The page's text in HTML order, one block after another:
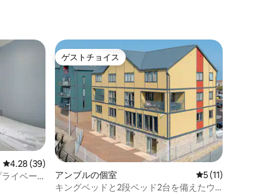
レビュー39件、5つ星中4.28つ星の平均評価
4.28 (39)
イベー
ゲストチョイス
ゲストチョイス
アンブルの個室 レビュー11件、5
5 (11)
キングベッドと2段ベッド2台を備えたウ